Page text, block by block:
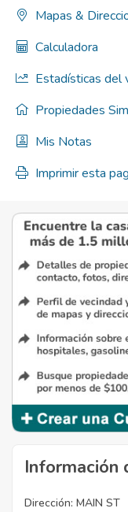
Mapas &
Calculadora
Estadísticas del
Propiedades
Mis Notas
Imprimir esta
Información
Dirección: MAIN ST